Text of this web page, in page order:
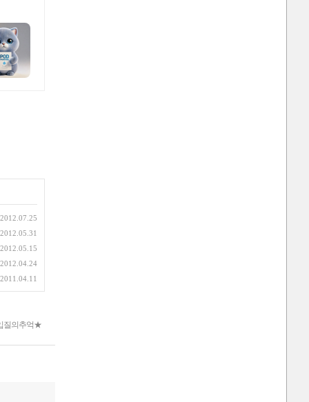
2012.07.25
2012.05.31
2012.05.15
2012.04.24
2011.04.11
질의추억★